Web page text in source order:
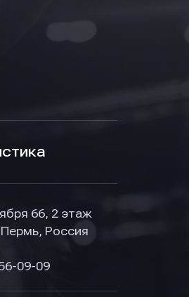
66, 2 этаж
Пермь, Россия
09-09